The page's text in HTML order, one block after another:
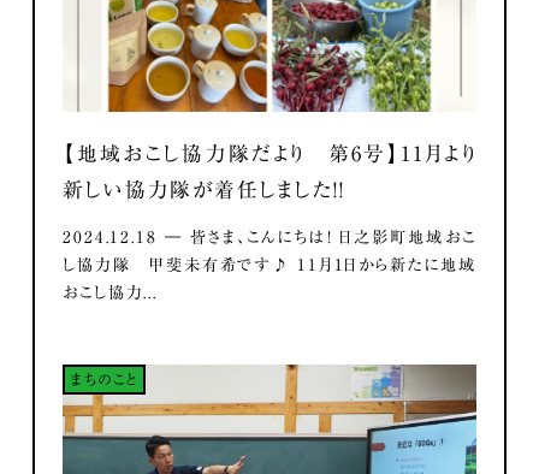
【地域おこし協力隊だより 第6号】11月より
新しい協力隊が着任しました！！
2024.12.18 ― 皆さま、こんにちは！ 日之影町地域おこ
し協力隊 甲斐未有希です♪ 11月1日から新たに地域
おこし協力...
まちのこと